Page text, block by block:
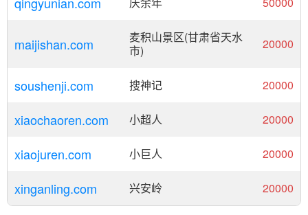
maijishan.com
麦积山景区(甘肃省天水
市)
20000
soushenji.com 搜神记 20000
xiaochaoren.com 小超人 20000
xiaojuren.com 小巨人 20000
xinganling.com 兴安岭 20000